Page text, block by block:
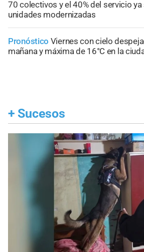
70 colectivos y el 40% del servicio
unidades modernizadas
Pronóstico Viernes con cielo
mañana y máxima de 16°C en la
+ Sucesos